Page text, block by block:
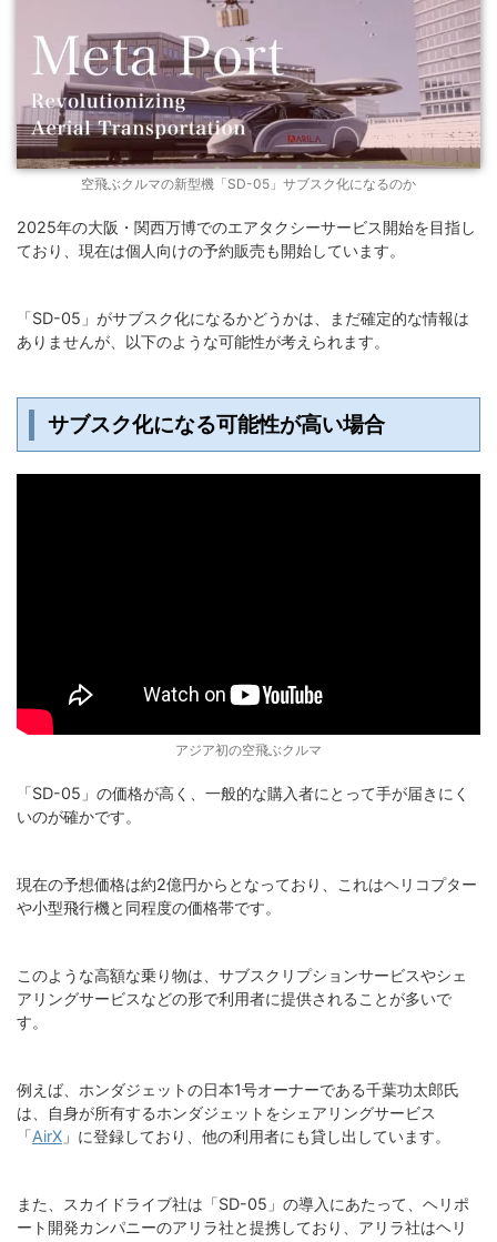
空飛ぶクルマの新型機「SD-05」サブスク化になるのか
2025年の大阪・関西万博でのエアタクシーサービス開始を目指し
ており、現在は個人向けの予約販売も開始しています。
「SD-05」がサブスク化になるかどうかは、まだ確定的な情報は
ありませんが、以下のような可能性が考えられます。
サブスク化になる可能性が高い場合
アジア初の空飛ぶクルマ
「SD-05」の価格が高く、一般的な購入者にとって手が届きにく
いのが確かです。
現在の予想価格は約2億円からとなっており、これはヘリコプター
や小型飛行機と同程度の価格帯です。
このような高額な乗り物は、サブスクリプションサービスやシェ
アリングサービスなどの形で利用者に提供されることが多いで
す。
例えば、ホンダジェットの日本1号オーナーである千葉功太郎氏
は、自身が所有するホンダジェットをシェアリングサービス
「AirX 」に登録しており、他の利用者にも貸し出しています。
また、スカイドライブ社は「SD-05」の導入にあたって、ヘリポ
ート開発カンパニーのアリラ社と提携しており、アリラ社はヘリ